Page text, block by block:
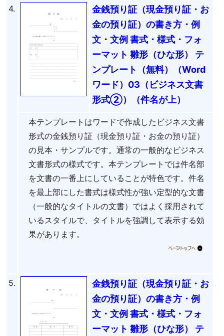
4.
金銭預り証（現金預り証・お
金の預り証）の書き方・例
文・文例 書式・様式・フォ
ーマット 雛形（ひな形） テ
ンプレート（無料）（Word
ワード）03（ビジネス文書
形式②）（件名が上）
本テンプレートはワードで作成したビジネス文書
形式の金銭預り証（現金預り証・お金の預り証）
の見本・サンプルです。通常の一般的なビジネス
文書形式の様式です。本テンプレートでは件名部
を文書の一番上にしていることが特色です。件名
を最上部にした書式は様式性が強い定型的な文書
（一般的なタイトルの文書）ではよく採用されて
いるスタイルで、タイトルを強調して表示する効
果があります。
5.
金銭預り証（現金預り証・お
金の預り証）の書き方・例
文・文例 書式・様式・フォ
ーマット 雛形（ひな形） テ